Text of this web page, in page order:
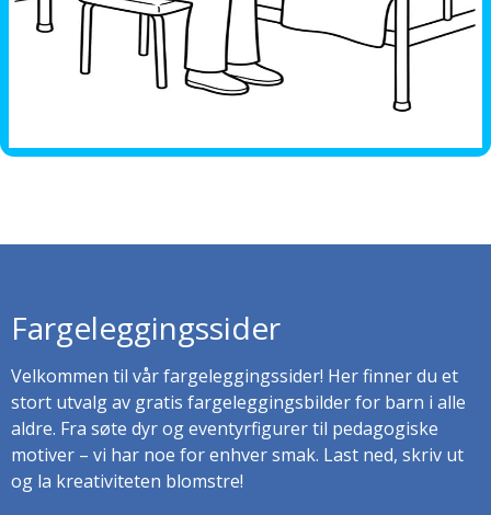
Fargeleggingssider
Velkommen til vår fargeleggingssider! Her finner du et
stort utvalg av gratis fargeleggingsbilder for barn i alle
aldre. Fra søte dyr og eventyrfigurer til pedagogiske
motiver – vi har noe for enhver smak. Last ned, skriv ut
og la kreativiteten blomstre!